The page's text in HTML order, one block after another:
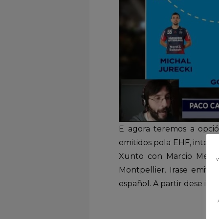
E agora teremos a
emitidos pola EHF,
Xunto con Marcio
Montpellier. Irase
español. A partir dese